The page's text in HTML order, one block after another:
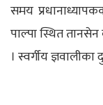
समय
पाल्पा स्थित
। स्वर्गीय